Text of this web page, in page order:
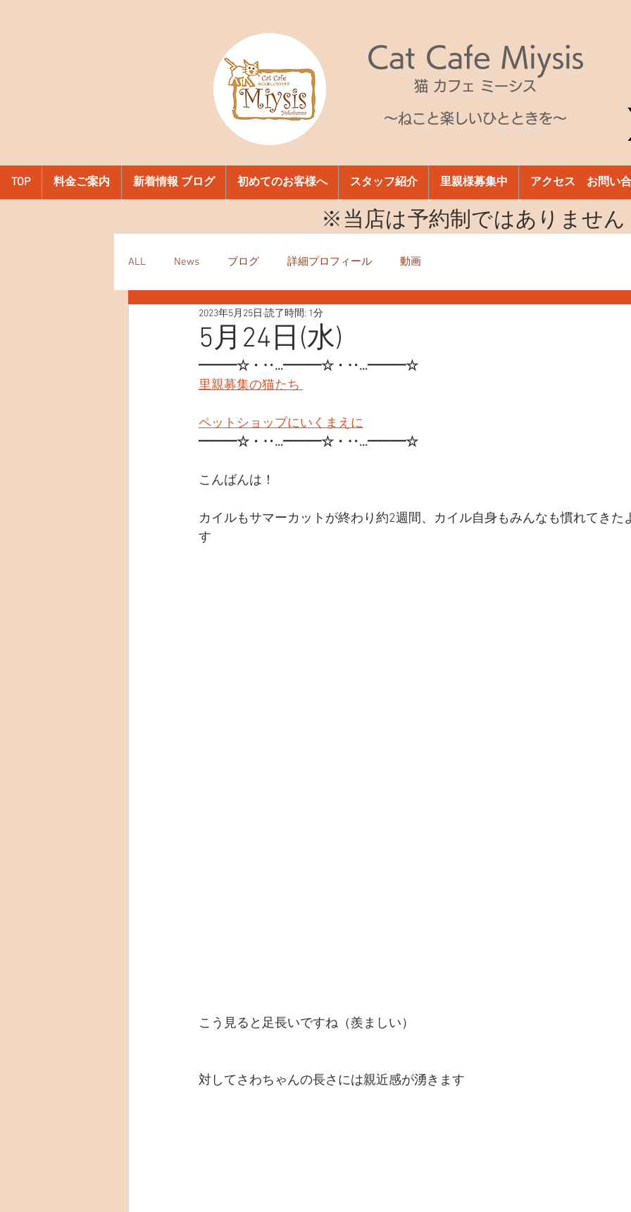
Cat Cafe Miysis
猫 カフェ ミーシス
～ねこと楽しいひとときを～
TOP 料金ご案内 新着情報 ブログ 初めてのお客様へ スタッフ紹介 里親様募集中 アクセス お問い
​※当店は予約制ではありません
ALL News ブログ 詳細プロフィール 動画
5月24日(水)
2023年5月25日 読了時間: 1分
━━━☆・‥…━━━☆・‥…━━━☆
里親募集の猫たち
ペットショップにいくまえに
━━━☆・‥…━━━☆・‥…━━━☆
こんばんは！
カイルもサマーカットが終わり約2週間、カイル自身もみんなも慣れてきた
す
こう見ると足長いですね（羨ましい）
対してさわちゃんの長さには親近感が湧きます